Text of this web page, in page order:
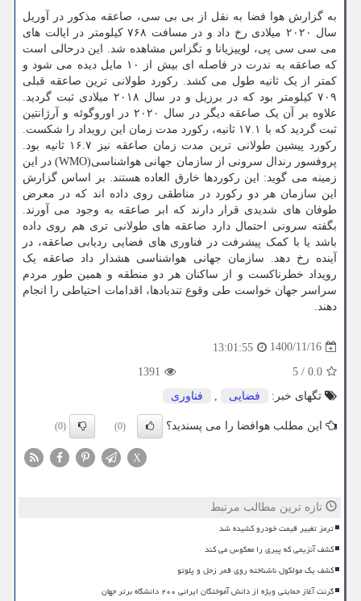
به گزارش هوا فضا به نقل از بی بی سی، صاعقه مذکور در آوریل
سال ۲۰۲۰ میلادی رخ داد و در مسافت ۷۶۸ کیلومتر در ایالت های
می سی سی پی، لوییزیانا و تگزاس مشاهده شد. این درحالی است
که صاعقه به ندرت در فاصله ای بیش از ۱۰ مایل دیده می شود و
کمتر از یک ثانیه طول می کشد. رکورد طولانی ترین صاعقه قبلی
۷۰۹ کیلومتر بود که در برزیل و در سال ۲۰۱۸ میلادی ثبت گردید.
علاوه بر آن یک صاعقه دیگر در سال ۲۰۲۰ در اوروگوئه و آرژانتین
ثبت گردید که با ۱۷.۱ ثانیه، رکورد مدت زمان این رویداد را شکست.
رکورد پیشین طولانی ترین مدت زمان صاعقه نیز ۱۶.۷ ثانیه بود.
پروفسور رندال سرونی از سازمان جهانی هواشناسی(WMO) در این
زمینه می گوید: این رکوردها خارق العاده هستند. بر اساس گزارش
این سازمان هر دو رکورد در مناطقی روی داده اند که در معرض
طوفان های شدیدی قرار دارند که ابر صاعقه به وجود می آورند.
بگفته سرونی احتمال دارد صاعقه های طولانی تری هم روی داده
باشد یا با کمک پیشرفت در فناوری های فضایی ردیابی صاعقه، در
آینده رخ دهد. سازمان جهانی هواشناسی هشدار داد صاعقه یک
رویداد خطرناکست و از ساکنان هر دو منطقه و همین طور مردم
سراسر جهان خواست طی وقوع تندبادها، اقدامات احتیاطی را انجام
دهند.
1400/11/16
13:01:55
0.0
/
5
1391
تگهای خبر:
فضایی , فناوری
این مطلب هوافضا را می پسندید؟ (0)
(0)
X
تازه ترین مطالب مرتبط
ترمز تغییر قیمت خودرو کشیده شد
کشف آنزیمی که پیری را معکوس می کند
کشف یک مولکول ناشناخته روی قمر زحل و پلوتو
گرنت آغاز حمایتی ویژه از دانش آموختگان ایرانی ۲۰۰ دانشگاه برتر جهان